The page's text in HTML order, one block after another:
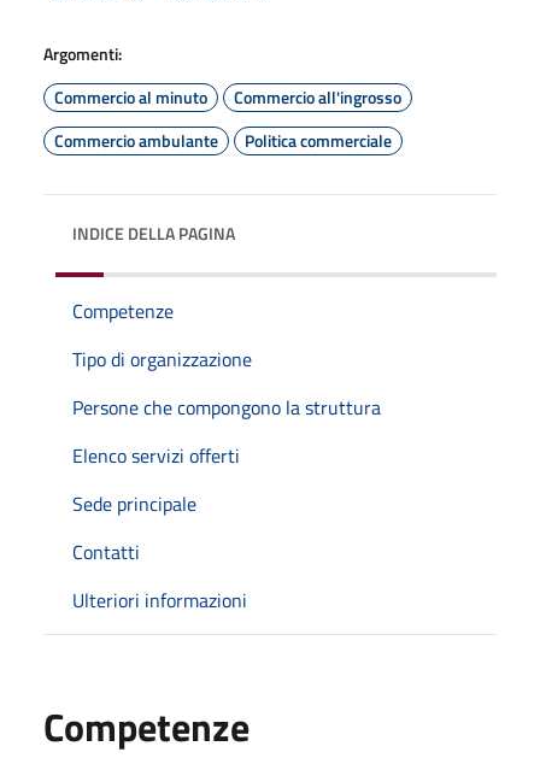
Argomenti:
Commercio al minuto
Commercio all'ingrosso
Commercio ambulante
Politica commerciale
INDICE DELLA PAGINA
Competenze
Tipo di organizzazione
Persone che compongono la struttura
Elenco servizi offerti
Sede principale
Contatti
Ulteriori informazioni
Competenze